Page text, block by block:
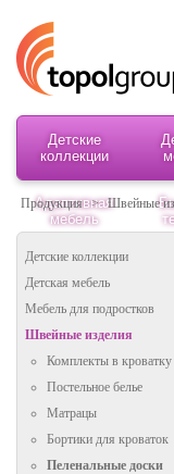
Детские
коллекции
Адаптивная
мебель
Продукция > Швейные
Детские коллекции
Детская мебель
Мебель для подростков
Швейные изделия
Комплекты в кроватку
Постельное белье
Матрацы
Бортики для кроваток
Пеленальные доски